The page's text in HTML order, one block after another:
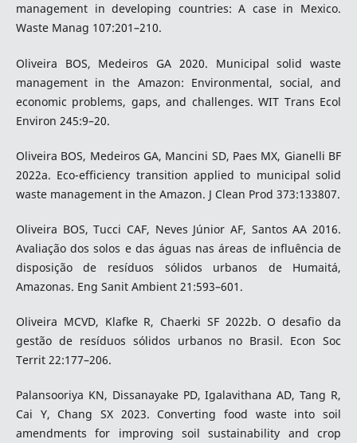
management in developing countries: A case in Mexico.
Waste Manag 107:201–210.
Oliveira BOS, Medeiros GA 2020. Municipal solid waste
management in the Amazon: Environmental, social, and
economic problems, gaps, and challenges. WIT Trans Ecol
Environ 245:9–20.
Oliveira BOS, Medeiros GA, Mancini SD, Paes MX, Gianelli BF
2022a. Eco-efficiency transition applied to municipal solid
waste management in the Amazon. J Clean Prod 373:133807.
Oliveira BOS, Tucci CAF, Neves Júnior AF, Santos AA 2016.
Avaliação dos solos e das águas nas áreas de influência de
disposição de resíduos sólidos urbanos de Humaitá,
Amazonas. Eng Sanit Ambient 21:593–601.
Oliveira MCVD, Klafke R, Chaerki SF 2022b. O desafio da
gestão de resíduos sólidos urbanos no Brasil. Econ Soc
Territ 22:177–206.
Palansooriya KN, Dissanayake PD, Igalavithana AD, Tang R,
Cai Y, Chang SX 2023. Converting food waste into soil
amendments for improving soil sustainability and crop